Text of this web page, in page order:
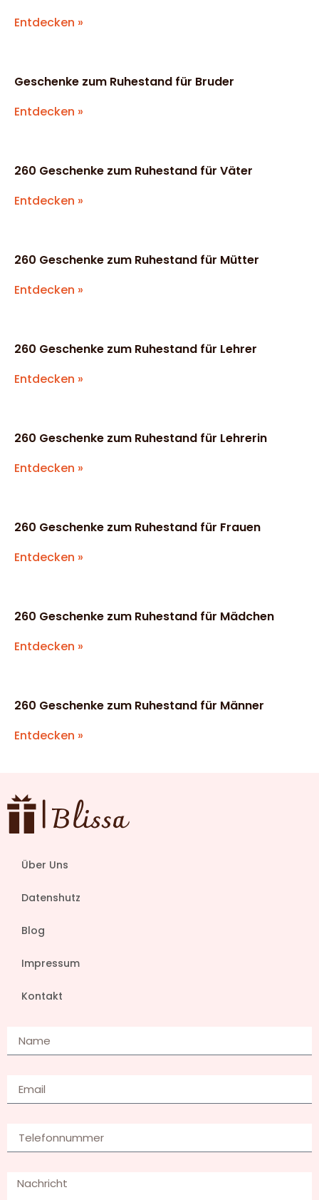
Entdecken »
Geschenke zum Ruhestand für Bruder
Entdecken »
260 Geschenke zum Ruhestand für Väter
Entdecken »
260 Geschenke zum Ruhestand für Mütter
Entdecken »
260 Geschenke zum Ruhestand für Lehrer
Entdecken »
260 Geschenke zum Ruhestand für Lehrerin
Entdecken »
260 Geschenke zum Ruhestand für Frauen
Entdecken »
260 Geschenke zum Ruhestand für Mädchen
Entdecken »
260 Geschenke zum Ruhestand für Männer
Entdecken »
Über Uns
Datenshutz
Blog
Impressum
Kontakt